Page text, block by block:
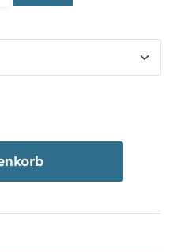
den